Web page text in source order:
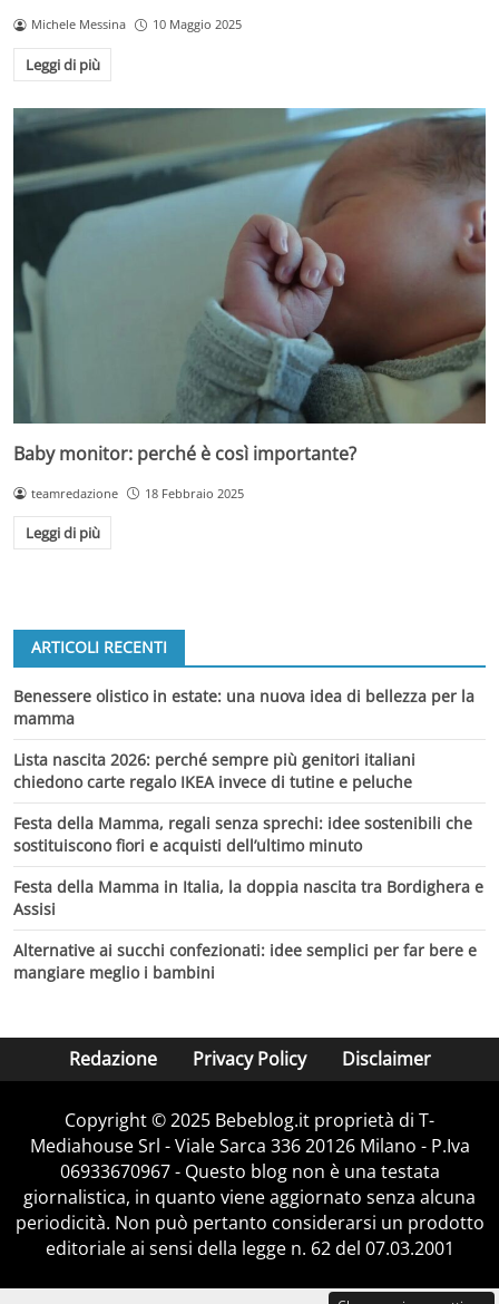
Michele Messina 10 Maggio 2025
Leggi di più
Baby monitor: perché è così importante?
teamredazione 18 Febbraio 2025
Leggi di più
ARTICOLI RECENTI
Benessere olistico in estate: una nuova idea di bellezza per la
mamma
Lista nascita 2026: perché sempre più genitori italiani
chiedono carte regalo IKEA invece di tutine e peluche
Festa della Mamma, regali senza sprechi: idee sostenibili che
sostituiscono fiori e acquisti dell’ultimo minuto
Festa della Mamma in Italia, la doppia nascita tra Bordighera e
Assisi
Alternative ai succhi confezionati: idee semplici per far bere e
mangiare meglio i bambini
Redazione Privacy Policy Disclaimer
Copyright © 2025 Bebeblog.it proprietà di T-
Mediahouse Srl - Viale Sarca 336 20126 Milano - P.Iva
06933670967 - Questo blog non è una testata
giornalistica, in quanto viene aggiornato senza alcuna
periodicità. Non può pertanto considerarsi un prodotto
editoriale ai sensi della legge n. 62 del 07.03.2001